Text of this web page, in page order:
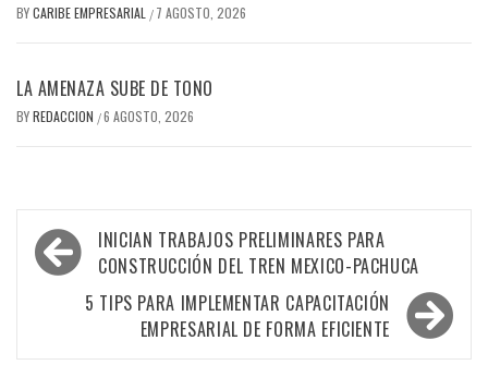
BYCARIBE EMPRESARIAL / 7 AGOSTO, 2026
LA AMENAZA SUBE DE TONO
BYREDACCION /6 AGOSTO, 2026
Navegación
de
entradas
INICIAN TRABAJOS PRELIMINARES PARA
CONSTRUCCIÓN DEL TREN MEXICO-PACHUCA
5 TIPS PARA IMPLEMENTAR CAPACITACIÓN
EMPRESARIAL DE FORMA EFICIENTE